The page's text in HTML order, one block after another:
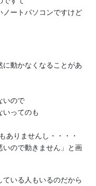
ノートパソコンですけど
動かなくなることがあ
いので
いってのも
ありませんし・・・・
ので動きません」と画
いる人もいるのだから